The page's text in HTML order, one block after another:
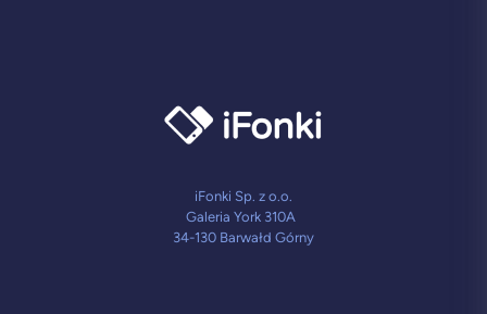
iFonki Sp. z o.o.
Galeria York 310A
34-130 Barwałd Górny